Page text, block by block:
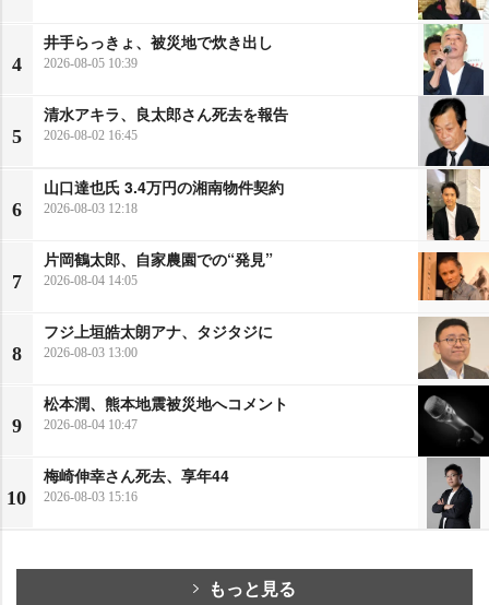
4
井手らっきょ、被災地で炊き出し
2026-08-05 10:39
5
清水アキラ、良太郎さん死去を報告
2026-08-02 16:45
6
山口達也氏 3.4万円の湘南物件契約
2026-08-03 12:18
7
片岡鶴太郎、自家農園での“発見”
2026-08-04 14:05
8
フジ上垣皓太朗アナ、タジタジに
2026-08-03 13:00
9
松本潤、熊本地震被災地へコメント
2026-08-04 10:47
10
梅崎伸幸さん死去、享年44
2026-08-03 15:16
もっと見る